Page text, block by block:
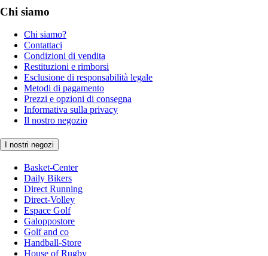
Chi siamo
Chi siamo?
Contattaci
Condizioni di vendita
Restituzioni e rimborsi
Esclusione di responsabilità legale
Metodi di pagamento
Prezzi e opzioni di consegna
Informativa sulla privacy
Il nostro negozio
I nostri negozi
Basket-Center
Daily Bikers
Direct Running
Direct-Volley
Espace Golf
Galoppostore
Golf and co
Handball-Store
House of Rugby